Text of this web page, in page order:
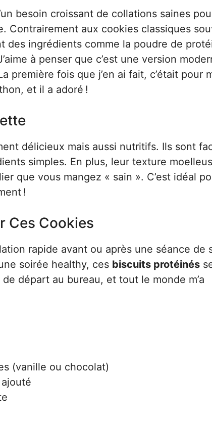
besoin croissant de collations saines
Contrairement aux cookies classiques
ingrédients comme la poudre de
à penser que c’est une version
première fois que j’en ai fait, c’était pour
et il a adoré !
délicieux mais aussi nutritifs. Ils sont
simples. En plus, leur texture
que vous mangez « sain ». C’est idéal
!
Ces Cookies
rapide avant ou après une séance de
soirée healthy, ces biscuits protéinés
départ au bureau, et tout le monde m’a
(vanille ou chocolat)